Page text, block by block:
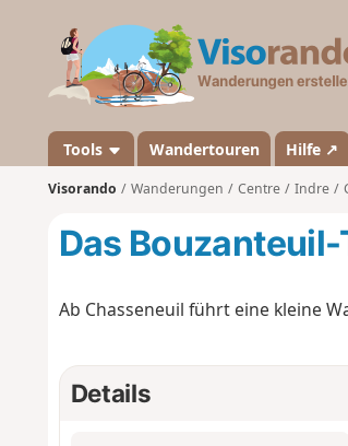
Tools Wandertouren Hilfe ↗
Visorando Wanderungen Centre Indre
Das Bouzanteuil-
Ab Chasseneuil führt eine kleine
Details